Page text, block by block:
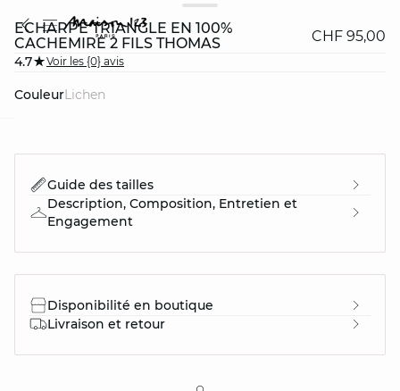
ÉCHARPE TRIANGLE EN 100%
CACHEMIRE 2 FILS THOMAS
CHF 95,00
4.7 Voir les {0} avis
Couleur lichen
Guide des tailles
Description, Composition, Entretien et
Engagement
Disponibilité en boutique
Livraison et retour